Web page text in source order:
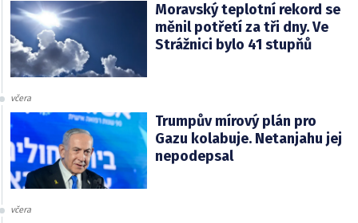
Moravský teplotní rekord se
měnil potřetí za tři dny. Ve
Strážnici bylo 41 stupňů
včera
Trumpův mírový plán pro
Gazu kolabuje. Netanjahu jej
nepodepsal
včera